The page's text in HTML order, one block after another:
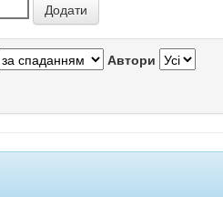
Автори